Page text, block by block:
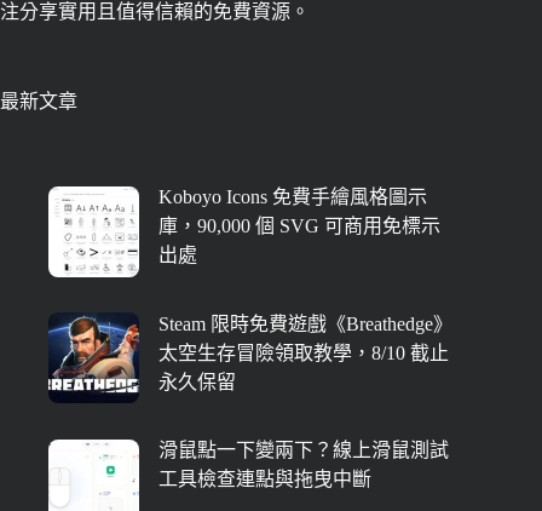
注分享實用且值得信賴的免費資源。
最新文章
Koboyo Icons 免費手繪風格圖示
庫，90,000 個 SVG 可商用免標示
出處
Steam 限時免費遊戲《Breathedge》
太空生存冒險領取教學，8/10 截止
永久保留
滑鼠點一下變兩下？線上滑鼠測試
工具檢查連點與拖曳中斷